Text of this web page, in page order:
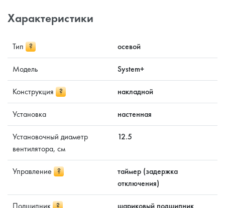
Характеристики
Тип ? осевой
Модель System+
Конструкция ? накладной
Установка настенная
Установочный диаметр
вентилятора, см
12.5
Управление ?
таймер (задержка
отключения)
Подшипник ? шариковый подшипник